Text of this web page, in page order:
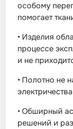
особому
помогает
• Изделия
процессе
и не
• Полотно не
•Обширный
решений и